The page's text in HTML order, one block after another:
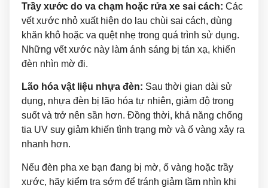
Trầy xước do va chạm hoặc rửa xe sai cách: Các
vết xước nhỏ xuất hiện do lau chùi sai cách, dùng
khăn khô hoặc va quệt nhẹ trong quá trình sử dụng.
Những vết xước này làm ánh sáng bị tán xạ, khiến
đèn nhìn mờ đi.
Lão hóa vật liệu nhựa đèn: Sau thời gian dài sử
dụng, nhựa đèn bị lão hóa tự nhiên, giảm độ trong
suốt và trở nên sần hơn. Đồng thời, khả năng chống
tia UV suy giảm khiến tình trạng mờ và ố vàng xảy ra
nhanh hơn.
Nếu đèn pha xe bạn đang bị mờ, ố vàng hoặc trầy
xước, hãy kiểm tra sớm để tránh giảm tầm nhìn khi